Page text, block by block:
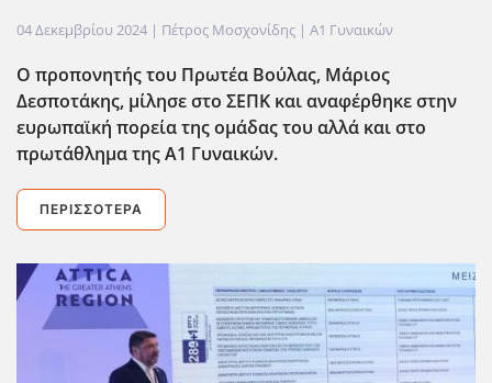
04 Δεκεμβρίου 2024 | Πέτρος Μοσχονίδης | Α1 Γυναικών
Ο προπονητής του Πρωτέα Βούλας, Μάριος
Δεσποτάκης, μίλησε στο ΣΕΠΚ και αναφέρθηκε στην
ευρωπαϊκή πορεία της ομάδας του αλλά και στο
πρωτάθλημα της Α1 Γυναικών.
ΠΕΡΙΣΣΌΤΕΡΑ